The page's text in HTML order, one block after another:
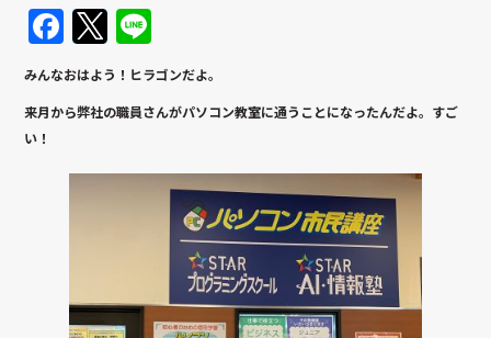
Facebook
Twitter
みんなおはよう！ヒラゴンだよ。
来月から弊社の職員さんがパソコン教室に通うことになったんだよ。すご
い！